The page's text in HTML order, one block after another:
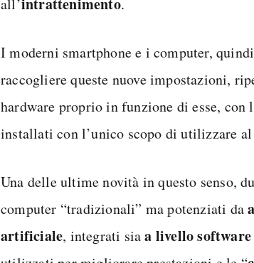
all’
.
I moderni smartphone e i computer,
raccogliere queste nuove impostazioni,
hardware proprio in funzione di esse,
installati con l’unico scopo di utilizzare
Una delle ultime novità in questo senso,
computer “tradizionali” ma potenziati da
artificiale, integrati siaa livello software